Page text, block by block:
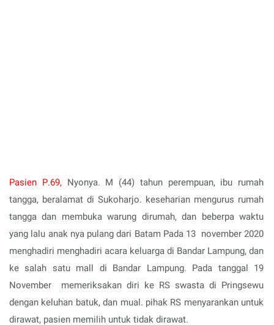
Pasien P.69, Nyonya. M (44) tahun perempuan, ibu rumah
tangga, beralamat di Sukoharjo. keseharian mengurus rumah
tangga dan membuka warung dirumah, dan beberpa waktu
yang lalu anak nya pulang dari Batam Pada 13 november 2020
menghadiri menghadiri acara keluarga di Bandar Lampung, dan
ke salah satu mall di Bandar Lampung.
Pada tanggal 19
November
memeriksakan diri ke RS swasta di Pringsewu
dengan keluhan batuk, dan mual. pihak RS menyarankan untuk
dirawat, pasien memilih untuk tidak dirawat.